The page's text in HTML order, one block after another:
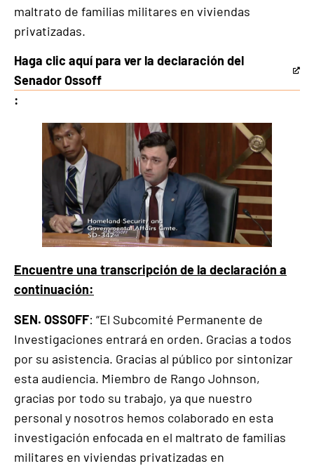
maltrato de familias militares en viviendas
privatizadas.
Haga clic aquí para ver la declaración del
Senador Ossoff
This
is
external
:
Encuentre una transcripción de la declaración a
continuación:
SEN. OSSOFF: “El Subcomité Permanente de
Investigaciones entrará en orden. Gracias a todos
por su asistencia. Gracias al público por sintonizar
esta audiencia. Miembro de Rango Johnson,
gracias por todo su trabajo, ya que nuestro
personal y nosotros hemos colaborado en esta
investigación enfocada en el maltrato de familias
militares en viviendas privatizadas en